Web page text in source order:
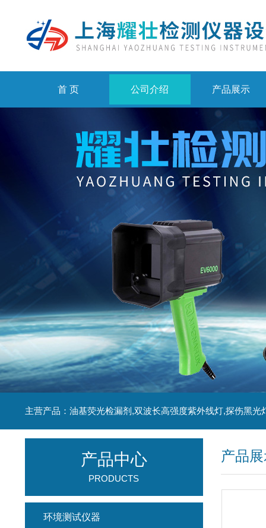
首 页 公司介绍 产品展示
主营产品：油基荧光检漏剂,双波长高强度紫外线灯,探伤黑光
产品
产品中心
PRODUCTS
环境测试仪器